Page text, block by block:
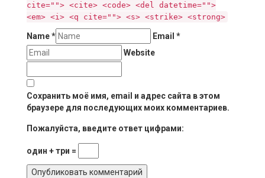
cite=""> <cite> <code> <del datetime="">
<em> <i> <q cite=""> <s> <strike> <strong>
Name* Email *
Website
Сохранить моё имя, email и адрес сайта в этом
браузере для последующих моих комментариев.
Пожалуйста, введите ответ цифрами:
один + три =